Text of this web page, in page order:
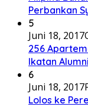
Perbankan
5
Juni 18, 2017
256
Ikatan
6
Juni 18, 2017
Lolos ke